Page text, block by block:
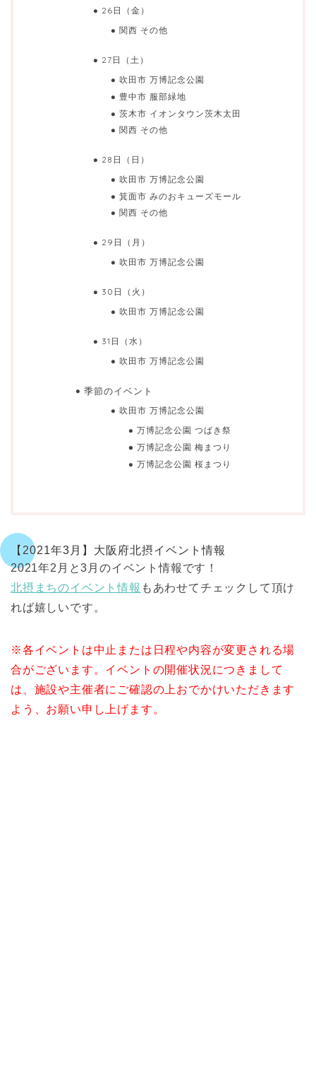
26日（金）
関西 その他
27日（土）
吹田市 万博記念公園
豊中市 服部緑地
茨木市 イオンタウン茨木太田
関西 その他
28日（日）
吹田市 万博記念公園
箕面市 みのおキューズモール
関西 その他
29日（月）
吹田市 万博記念公園
30日（火）
吹田市 万博記念公園
31日（水）
吹田市 万博記念公園
季節のイベント
吹田市 万博記念公園
万博記念公園 つばき祭
万博記念公園 梅まつり
万博記念公園 桜まつり
【2021年3月】大阪府北摂イベント情報
2021年2月と3月のイベント情報です！
北摂まちのイベント情報 もあわせてチェックして頂け
れば嬉しいです。
※各イベントは中止または日程や内容が変更される場
合がございます。イベントの開催状況につきまして
は、施設や主催者にご確認の上おでかけいただきます
よう、お願い申し上げます。